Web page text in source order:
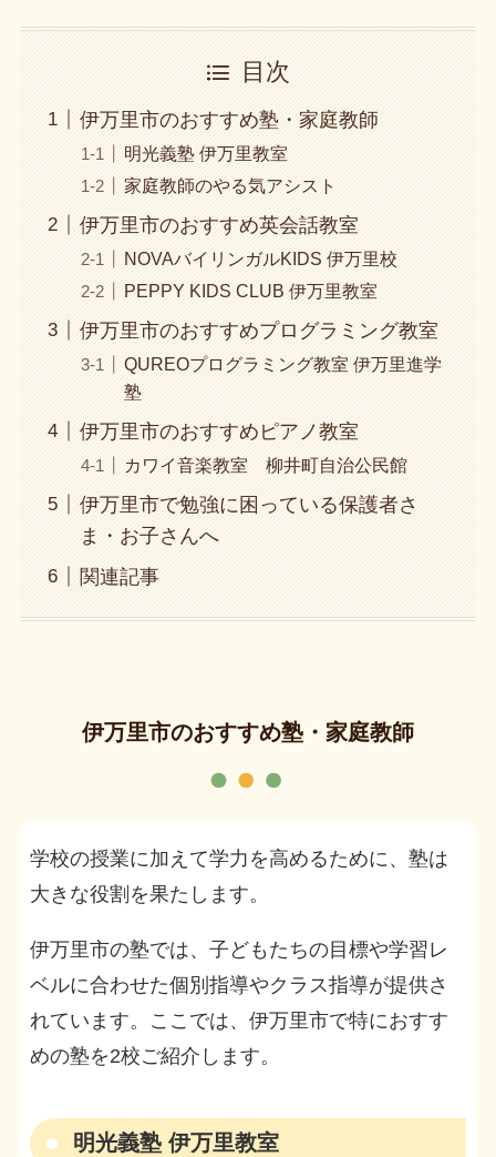
目次
伊万里市のおすすめ塾・家庭教師
明光義塾 伊万里教室
家庭教師のやる気アシスト
伊万里市のおすすめ英会話教室
NOVAバイリンガルKIDS 伊万里校
PEPPY KIDS CLUB 伊万里教室
伊万里市のおすすめプログラミング教室
QUREOプログラミング教室 伊万里進学
塾
伊万里市のおすすめピアノ教室
カワイ音楽教室 柳井町自治公民館
伊万里市で勉強に困っている保護者さ
ま・お子さんへ
関連記事
伊万里市のおすすめ塾・家庭教師
学校の授業に加えて学力を高めるために、塾は
大きな役割を果たします。
伊万里市の塾では、子どもたちの目標や学習レ
ベルに合わせた個別指導やクラス指導が提供さ
れています。ここでは、伊万里市で特におすす
めの塾を2校ご紹介します。
明光義塾 伊万里教室